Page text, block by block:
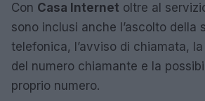
Con Casa Internet oltre al
sono inclusi anche l’ascolto della
telefonica, l’avviso di chiamata,
del numero chiamante e la
proprio numero.